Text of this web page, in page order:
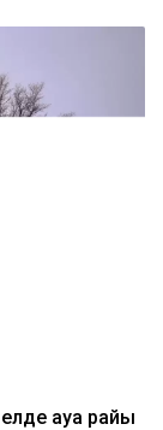
ауа райы